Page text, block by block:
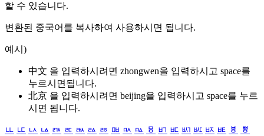
할 수 있습니다.
변환된 중국어를 복사하여 사용하시면 됩니다.
예시)
中文 을 입력하시려면 zhongwen을 입력하시고 space를
누르시면됩니다.
北京 을 입력하시려면 beijing을 입력하시고 space를 누르
시면 됩니다.
ㅥ ㅦ ㅧ ㅨ ㅩ ㅪ ㅫ ㅬ ㅭ ㅮ ㅯ ㅰ ㅱ ㅲ ㅳ ㅴ ㅵ ㅶ ㅷ ㅸ
ㅹ